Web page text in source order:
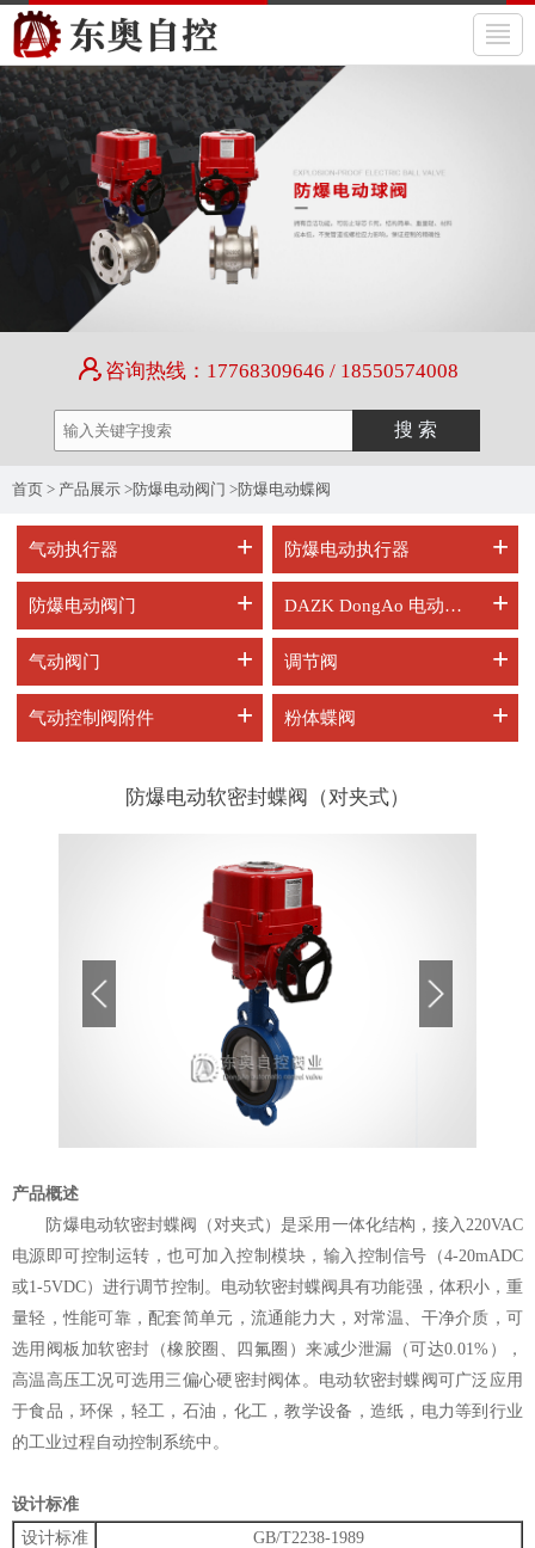
咨询热线：17768309646 / 18550574008
首页 > 产品展示 >防爆电动阀门 >防爆电动蝶阀
气动执行器 + 防爆电动执行器 +
防爆电动阀门 + DAZK DongAo 电动阀门 +
气动阀门 + 调节阀 +
气动控制阀附件 + 粉体蝶阀 +
防爆电动软密封蝶阀（对夹式）
产品概述
防爆电动软密封蝶阀（对夹式）是采用一体化结构，接入220VAC
电源即可控制运转，也可加入控制模块，输入控制信号（4-20mADC
或1-5VDC）进行调节控制。电动软密封蝶阀具有功能强，体积小，重
量轻，性能可靠，配套简单元，流通能力大，对常温、干净介质，可
选用阀板加软密封（橡胶圈、四氟圈）来减少泄漏（可达0.01%），
高温高压工况可选用三偏心硬密封阀体。电动软密封蝶阀可广泛应用
于食品，环保，轻工，石油，化工，教学设备，造纸，电力等到行业
的工业过程自动控制系统中。
设计标准
设计标准
GB/T2238-1989